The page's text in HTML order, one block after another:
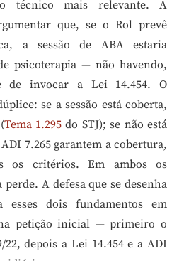
técnico mais relevante. A
que, se o Rol prevê
a sessão de ABA estaria
psicoterapia — não havendo,
de invocar a Lei 14.454. O
se a sessão está coberta,
Tema 1.295 do STJ); se não está
7.265 garantem a cobertura,
os critérios. Em ambos os
A defesa que se desenha
dois fundamentos em
petição inicial — primeiro o
22, depois a Lei 14.454 e a ADI